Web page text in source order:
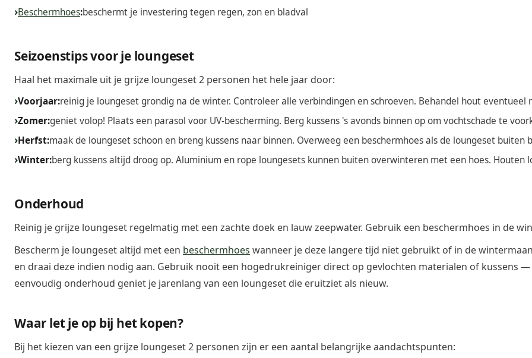
Beschermhoes:beschermt je investering tegen regen, zon en bladval
Seizoenstips voor je loungeset
Haal het maximale uit je grijze loungeset 2 personen het hele jaar door:
Voorjaar:reinig je loungeset grondig na de winter. Controleer alle verbindingen en schroeven. Behandel hout eventueel
Zomer:geniet volop! Plaats een parasol voor UV-bescherming. Berg kussens 's avonds binnen op om vochtschade te
Herfst:maak de loungeset schoon en breng kussens naar binnen. Overweeg een beschermhoes als de loungeset buiten
Winter:berg kussens altijd droog op. Aluminium en rope loungesets kunnen buiten overwinteren met een hoes. Houten
Onderhoud
Reinig je grijze loungeset regelmatig met een zachte doek en lauw zeepwater. Gebruik een beschermhoes in de
Bescherm je loungeset altijd met een beschermhoes wanneer je deze langere tijd niet gebruikt of in de
en draai deze indien nodig aan. Gebruik nooit een hogedrukreiniger direct op gevlochten materialen of kussens
eenvoudig onderhoud geniet je jarenlang van een loungeset die eruitziet als nieuw.
Waar let je op bij het kopen?
Bij het kiezen van een grijze loungeset 2 personen zijn er een aantal belangrijke aandachtspunten: